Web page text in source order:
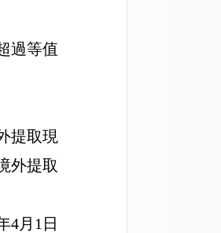
過等值
提取現
外提取
4月 1 日